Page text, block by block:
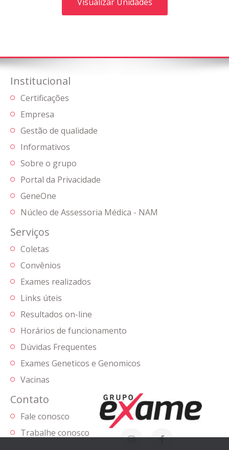
Visualizar Unidades
Institucional
Certificações
Empresa
Gestão de qualidade
Informativos
Sobre o grupo
Portal da Privacidade
GeneOne
Núcleo de Assessoria Médica - NAM
Serviços
Coletas
Convênios
Exames realizados
Links úteis
Resultados on-line
Horários de funcionamento
Dúvidas Frequentes
Exames Geneticos e Genomicos
Vacinas
Contato
Fale conosco
Trabalhe conosco